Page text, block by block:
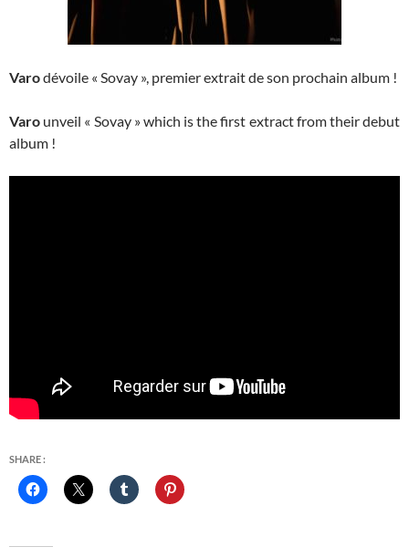
Varodévoile « Sovay », premier extrait de son prochain album !
Varo unveil « Sovay » which is the first extract from their debut
album !
SHARE :